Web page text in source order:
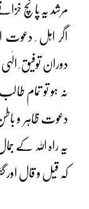
مرشد یہ پانچ
اگر اہل ِ دعوت
دوران توفیق
نہ ہو تو تمام
دعوت ظاہر و
یہ راہ اللہ کے
کہ قیل و قال اور